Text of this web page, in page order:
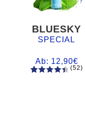
BLUESKY
SPECIAL
Ab: 12,90€
(52)